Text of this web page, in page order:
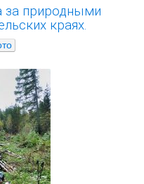
за природными
краях.